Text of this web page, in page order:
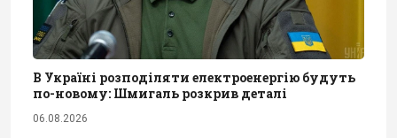
В Україні розподіляти електроенергію будуть
по-новому: Шмигаль розкрив деталі
06.08.2026